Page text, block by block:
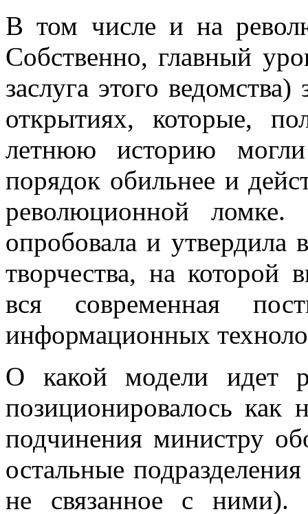
В том числе и на
Собственно, главный
заслуга этого
открытиях, которые,
летнюю историю
порядок обильнее и
революционной
опробовала и утвердила
творчества, на которой
вся современная
информационных
О какой модели идет
позиционировалось как
подчинения министру
остальные
не связанное с ними).